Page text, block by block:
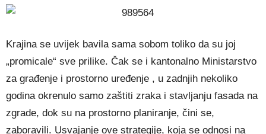
Krajina se uvijek bavila sama sobom toliko da su joj
„promicale“ sve prilike. Čak se i kantonalno Ministarstvo
za građenje i prostorno uređenje , u zadnjih nekoliko
godina okrenulo samo zaštiti zraka i stavljanju fasada na
zgrade, dok su na prostorno planiranje, čini se,
zaboravili. Usvajanje ove strategije, koja se odnosi na